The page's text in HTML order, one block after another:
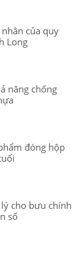
của quy
Long
năng chống
đóng hộp
cho bưu chính
số